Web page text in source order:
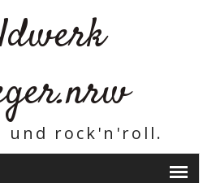
und rock'n'roll.